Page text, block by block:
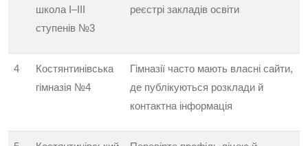
школа I–III
ступенів №3
реєстрі закладів освіти
4
Костянтинівська
гімназія №4
Гімназії часто мають власні сайти,
де публікуються розклади й
контактна інформація